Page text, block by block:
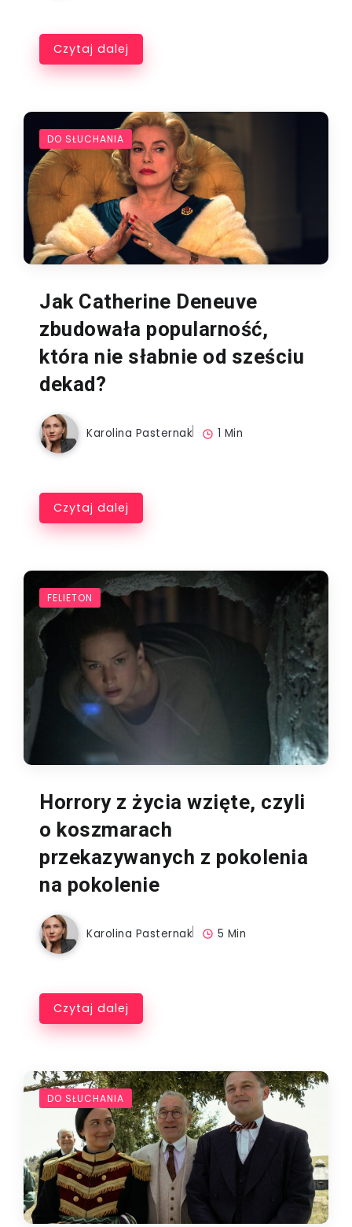
Czytaj dalej
DO SŁUCHANIA
Jak Catherine Deneuve
zbudowała popularność,
która nie słabnie od sześciu
dekad?
Karolina Pasternak 1 Min
Czytaj dalej
FELIETON
Horrory z życia wzięte, czyli
o koszmarach
przekazywanych z pokolenia
na pokolenie
Karolina Pasternak 5 Min
Czytaj dalej
DO SŁUCHANIA